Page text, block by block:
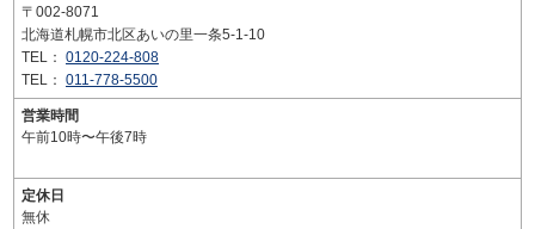
〒002-8071
北海道札幌市北区あいの里一条5-1-10
TEL： 0120-224-808
TEL： 011-778-5500
営業時間
午前10時〜午後7時
定休日
無休